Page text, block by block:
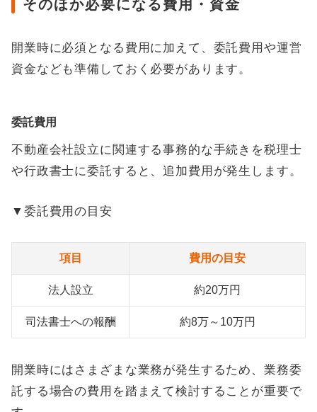
そのほか必要になる費用・資金
開業時に必須となる費用に加えて、委託費用や運営
資金なども準備しておく必要があります。
委託費用
不動産会社設立に関連する事務的な手続きを税理士
や行政書士に委託すると、追加費用が発生します。
▼委託費用の目安
項目 費用の目安
法人設立 約20万円
司法書士への報酬 約8万～10万円
開業時にはさまざまな業務が発生するため、業務委
託する場合の費用を踏まえて検討することが重要で